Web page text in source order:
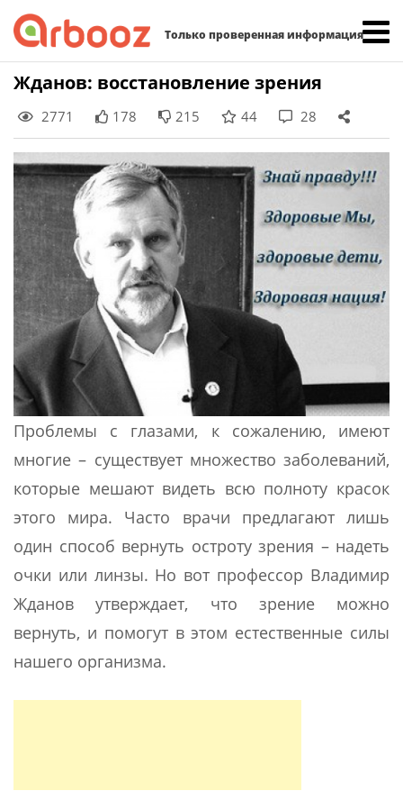
Только проверенная информация
Skip
content
Жданов: восстановление зрения
2771 178 215 44 28
Проблемы с глазами, к сожалению, имеют
многие – существует множество заболеваний,
которые мешают видеть всю полноту красок
этого мира. Часто врачи предлагают лишь
один способ вернуть остроту зрения – надеть
очки или линзы. Но вот профессор Владимир
Жданов утверждает, что зрение можно
вернуть, и помогут в этом естественные силы
нашего организма.
Найти: